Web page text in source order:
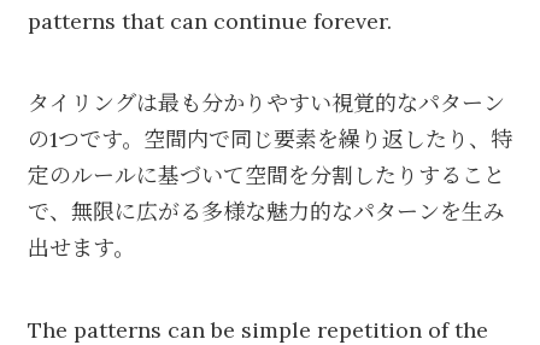
patterns that can continue forever.
タイリングは最も分かりやすい視覚的なパターン
の1つです。空間内で同じ要素を繰り返したり、特
定のルールに基づいて空間を分割したりすること
で、無限に広がる多様な魅力的なパターンを生み
出せます。
The patterns can be simple repetition of the